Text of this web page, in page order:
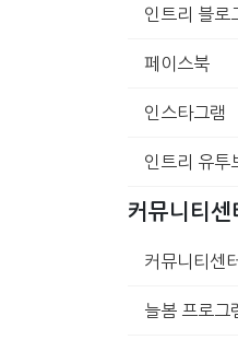
인트리 블로
페이스북
인스타그램
인트리 유투
커뮤니티센
커뮤니티센
늘봄 프로그